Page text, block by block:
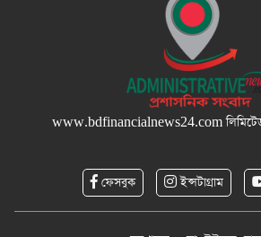
www.bdfinancialnews24.com
ফেসবুক ইন্সটাগ্রাম